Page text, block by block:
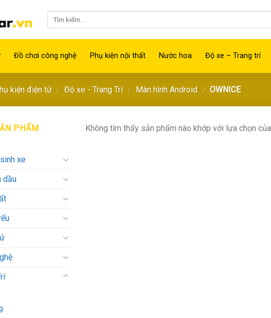
Đồ chơi công nghệ Phụ kiện nội thất Nước hoa Độ xe – Trang trí
kiện điện tử / Độ xe - Trang Trí / Màn hình Android / OWNICE
PHẨM
xe
dầu
Không tìm thấy sản phẩm nào khớp với lựa chọn